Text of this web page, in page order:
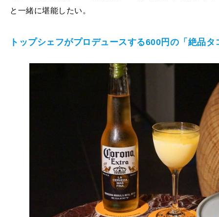
と一緒に堪能したい。
トップシェフがプロデュースする600円の「絶品タ